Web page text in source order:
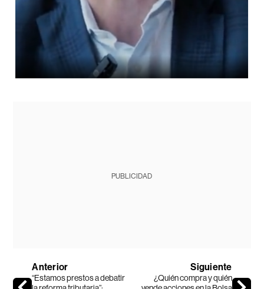
PUBLICIDAD
Anterior
“Estamos prestos a debatir
Siguiente
¿Quién compra y quién